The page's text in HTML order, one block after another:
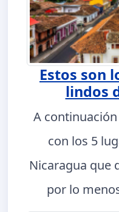
Estos son
lindos
A
con los 5
Nicaragua que
por lo